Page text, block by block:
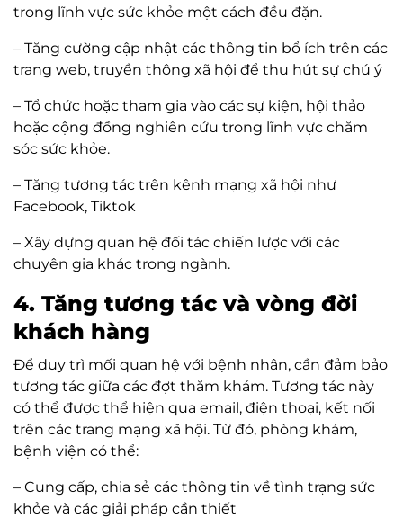
trong lĩnh vực sức khỏe một cách đều đặn.
– Tăng cường cập nhật các thông tin bổ ích trên các
trang web, truyền thông xã hội để thu hút sự chú ý
– Tổ chức hoặc tham gia vào các sự kiện, hội thảo
hoặc cộng đồng nghiên cứu trong lĩnh vực chăm
sóc sức khỏe.
– Tăng tương tác trên kênh mạng xã hội như
Facebook, Tiktok
– Xây dựng quan hệ đối tác chiến lược với các
chuyên gia khác trong ngành.
4. Tăng tương tác và vòng đời
khách hàng
Để duy trì mối quan hệ với bệnh nhân, cần đảm bảo
tương tác giữa các đợt thăm khám. Tương tác này
có thể được thể hiện qua email, điện thoại, kết nối
trên các trang mạng xã hội. Từ đó, phòng khám,
bệnh viện có thể:
– Cung cấp, chia sẻ các thông tin về tình trạng sức
khỏe và các giải pháp cần thiết